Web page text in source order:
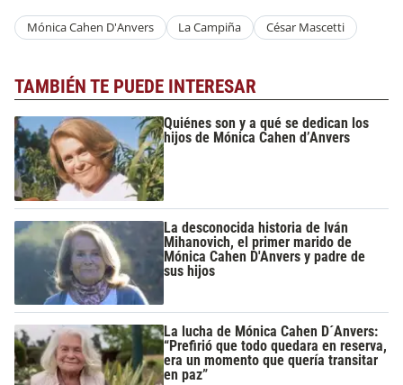
Mónica Cahen D'Anvers La Campiña César Mascetti
TAMBIÉN TE PUEDE INTERESAR
Quiénes son y a qué se dedican los
hijos de Mónica Cahen d’Anvers
La desconocida historia de Iván
Mihanovich, el primer marido de
Mónica Cahen D'Anvers y padre de
sus hijos
La lucha de Mónica Cahen D´Anvers:
“Prefirió que todo quedara en reserva,
era un momento que quería transitar
en paz”